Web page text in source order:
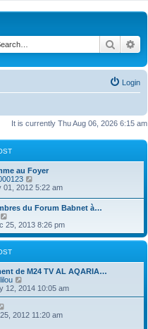
Search
Login
It is currently Thu Aug 06, 2026 6:15 am
au Foyer
w
t
h
e
l
e
s
p
o
t
01, 2012 5:22 am
du Forum Babnet à…
i
e
w
t
l
a
t
e
t
25, 2013 8:26 pm
de M24 TV AL AQARIA…
i
e
t
12, 2014 10:05 am
i
2012 11:20 am